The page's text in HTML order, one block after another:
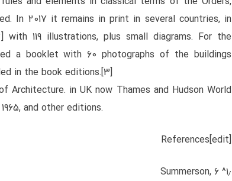
In 2017 it remains in print in several countries, in
119 illustrations, plus small diagrams. For the
a booklet with 60 photographs of the buildings
in the book editions.[3]
Architecture. in UK now Thames and Hudson World
and other editions.
References[edit]
۱٫^ Summerson, 6